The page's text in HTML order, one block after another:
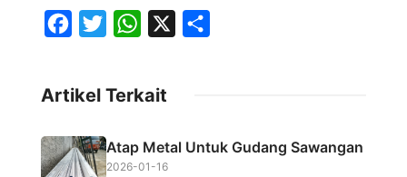
e
b
o
t
e
t
A
Artikel Terkait
Atap Metal Untuk Gudang Sawangan
2026-01-16